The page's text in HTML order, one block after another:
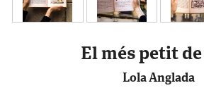
El més petit
Lola Anglada